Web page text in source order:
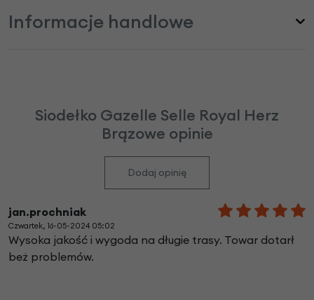
Informacje handlowe
Siodełko Gazelle Selle Royal Herz
Brązowe opinie
Dodaj opinię
jan.prochniak
Czwartek, 16-05-2024 05:02
Wysoka jakość i wygoda na długie trasy. Towar dotarł
beż problemów.